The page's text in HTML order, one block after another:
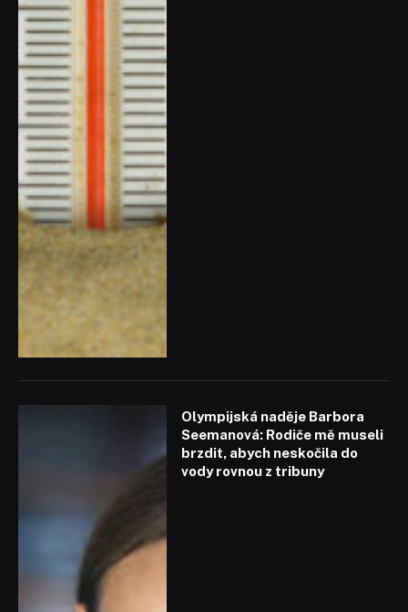
Olympijská naděje Barbora
Seemanová: Rodiče mě museli
brzdit, abych neskočila do
vody rovnou z tribuny